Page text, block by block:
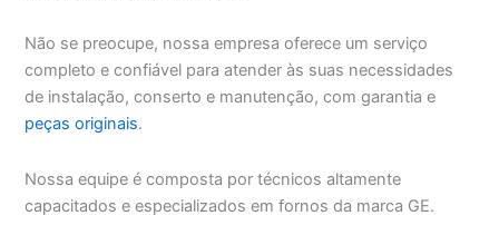
Não se preocupe, nossa empresa oferece um serviço
completo e confiável para atender às suas necessidades
de instalação, conserto e manutenção, com garantia e
peças originais.
Nossa equipe é composta por técnicos altamente
capacitados e especializados em fornos da marca GE.